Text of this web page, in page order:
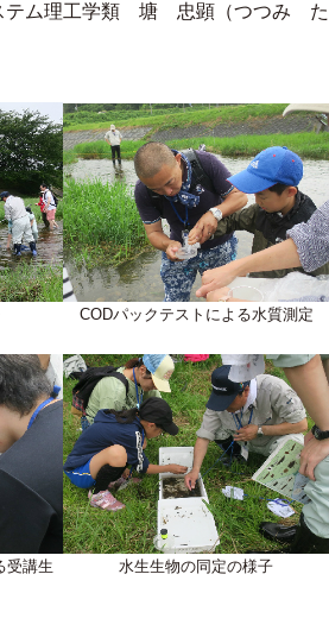
テム理工学類 塘 忠顕（つつみ た
CODパックテストによる水質測定
受講生 水生生物の同定の様子